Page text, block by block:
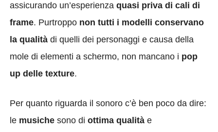
assicurando un’esperienza quasi priva di cali di
frame. Purtroppo non tutti i modelli conservano
la qualità di quelli dei personaggi e causa della
mole di elementi a schermo, non mancano i pop
up delle texture.
Per quanto riguarda il sonoro c’è ben poco da dire:
le musiche sono di ottima qualità e